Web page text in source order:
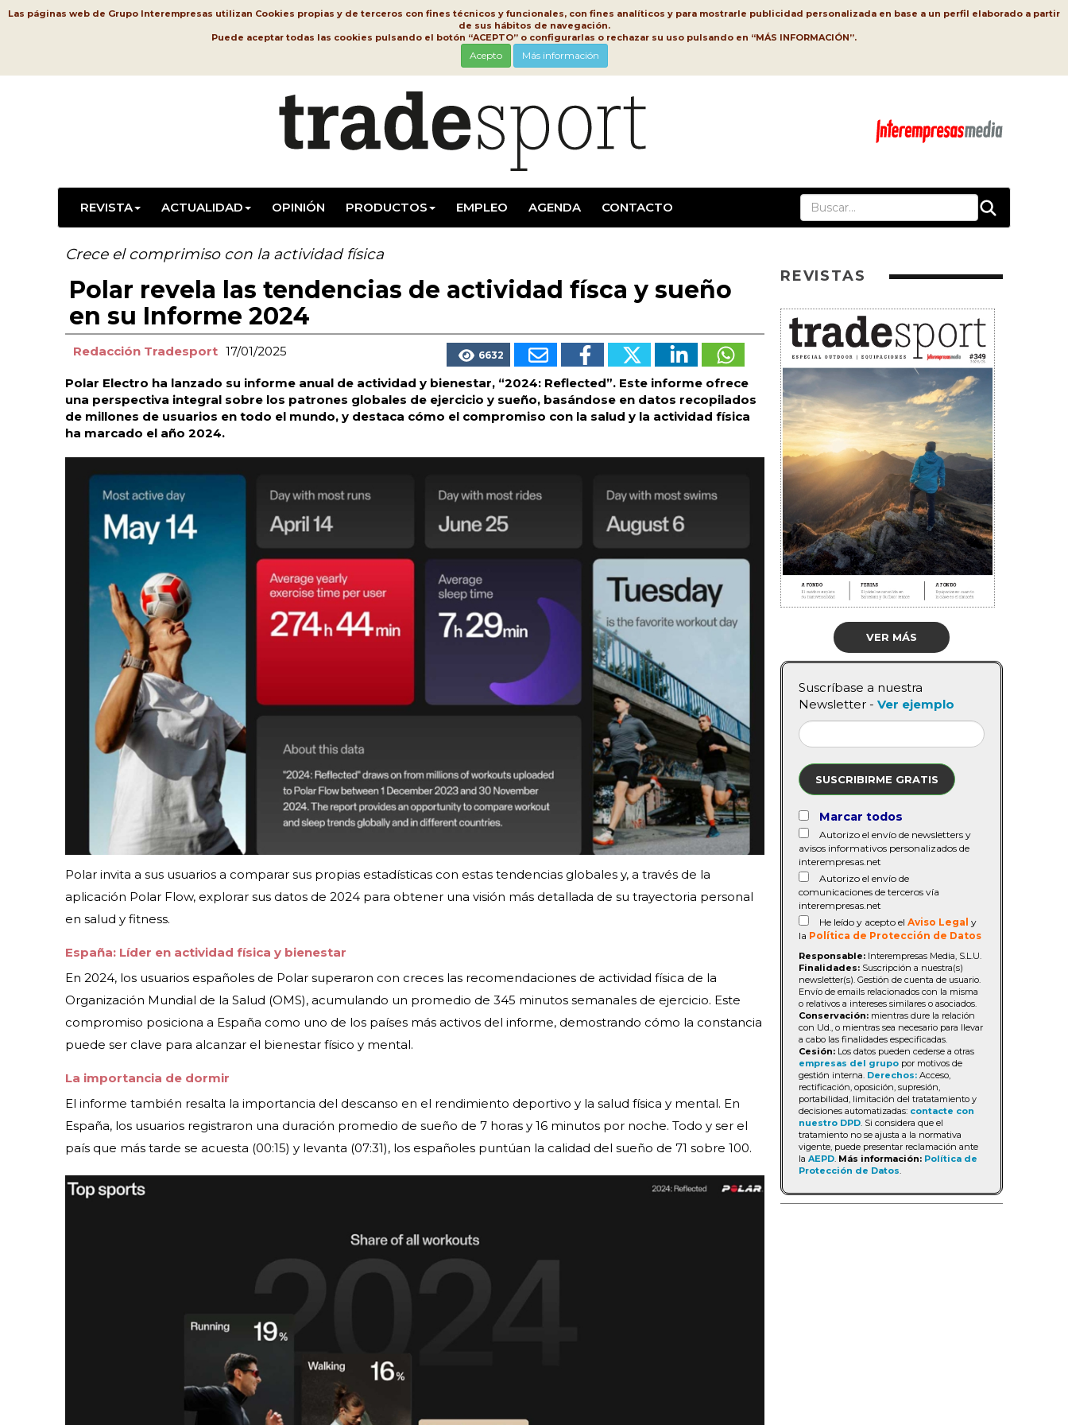
Las páginas web de Grupo Interempresas utilizan Cookies propias y de terceros con fines técnicos y funcionales, con fines analíticos y para mostrarle publicidad personalizada en base a un perfil elaborado a partir
de sus hábitos de navegación.
Puede aceptar todas las cookies pulsando el botón “ACEPTO” o configurarlas o rechazar su uso pulsando en “MÁS INFORMACIÓN”.
Acepto Más información
REVISTA ACTUALIDAD OPINIÓN PRODUCTOS EMPLEO AGENDA CONTACTO
Crece el comprimiso con la actividad física
Polar revela las tendencias de actividad físca y sueño
en su Informe 2024
Redacción Tradesport 17/01/2025 6632
Polar Electro ha lanzado su informe anual de actividad y bienestar, “2024: Reflected”. Este informe ofrece
una perspectiva integral sobre los patrones globales de ejercicio y sueño, basándose en datos recopilados
de millones de usuarios en todo el mundo, y destaca cómo el compromiso con la salud y la actividad física
ha marcado el año 2024.
Polar invita a sus usuarios a comparar sus propias estadísticas con estas tendencias globales y, a través de la
aplicación Polar Flow, explorar sus datos de 2024 para obtener una visión más detallada de su trayectoria personal
en salud y fitness.
España: Líder en actividad física y bienestar
En 2024, los usuarios españoles de Polar superaron con creces las recomendaciones de actividad física de la
Organización Mundial de la Salud (OMS), acumulando un promedio de 345 minutos semanales de ejercicio. Este
compromiso posiciona a España como uno de los países más activos del informe, demostrando cómo la constancia
puede ser clave para alcanzar el bienestar físico y mental.
La importancia de dormir
El informe también resalta la importancia del descanso en el rendimiento deportivo y la salud física y mental. En
España, los usuarios registraron una duración promedio de sueño de 7 horas y 16 minutos por noche. Todo y ser el
país que más tarde se acuesta (00:15) y levanta (07:31), los españoles puntúan la calidad del sueño de 71 sobre 100.
REVISTAS
VER MÁS
Suscríbase a nuestra
Newsletter - Ver ejemplo
SUSCRIBIRME GRATIS
Marcar todos
Autorizo el envío de newsletters y
avisos informativos personalizados de
interempresas.net
Autorizo el envío de
comunicaciones de terceros vía
interempresas.net
He leído y acepto el Aviso Legal y
la Política de Protección de Datos
Responsable: Interempresas Media, S.L.U.
Finalidades: Suscripción a nuestra(s)
newsletter(s). Gestión de cuenta de usuario.
Envío de emails relacionados con la misma
o relativos a intereses similares o asociados.
Conservación: mientras dure la relación
con Ud., o mientras sea necesario para llevar
a cabo las finalidades especificadas.
Cesión: Los datos pueden cederse a otras
empresas del grupo por motivos de
gestión interna. Derechos: Acceso,
rectificación, oposición, supresión,
portabilidad, limitación del tratatamiento y
decisiones automatizadas: contacte con
nuestro DPD. Si considera que el
tratamiento no se ajusta a la normativa
vigente, puede presentar reclamación ante
la AEPD. Más información: Política de
Protección de Datos.